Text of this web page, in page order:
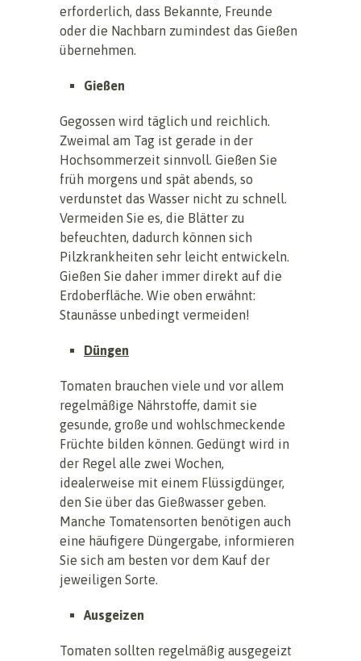
erforderlich, dass Bekannte, Freunde
oder die Nachbarn zumindest das Gießen
übernehmen.
Gießen
Gegossen wird täglich und reichlich.
Zweimal am Tag ist gerade in der
Hochsommerzeit sinnvoll. Gießen Sie
früh morgens und spät abends, so
verdunstet das Wasser nicht zu schnell.
Vermeiden Sie es, die Blätter zu
befeuchten, dadurch können sich
Pilzkrankheiten sehr leicht entwickeln.
Gießen Sie daher immer direkt auf die
Erdoberfläche. Wie oben erwähnt:
Staunässe unbedingt vermeiden!
Düngen
Tomaten brauchen viele und vor allem
regelmäßige Nährstoffe, damit sie
gesunde, große und wohlschmeckende
Früchte bilden können. Gedüngt wird in
der Regel alle zwei Wochen,
idealerweise mit einem Flüssigdünger,
den Sie über das Gießwasser geben.
Manche Tomatensorten benötigen auch
eine häufigere Düngergabe, informieren
Sie sich am besten vor dem Kauf der
jeweiligen Sorte.
Ausgeizen
Tomaten sollten regelmäßig ausgegeizt